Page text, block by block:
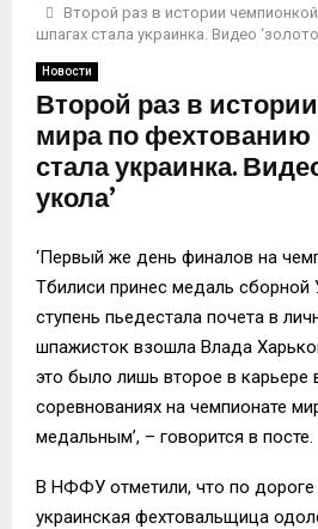
Второй раз в истории
шпагах стала украинка. Видео
Новости
Второй раз в
мира по фехтованию
стала украинка.
укола’
‘Первый же день финалов на
Тбилиси принес медаль
ступень пьедестала почета в
шпажисток взошла Влада
это было лишь второе в карьере
соревнованиях на чемпионате
медальным’, – говорится в посте.
В НФФУ отметили, что по дороге
украинская фехтовальщица